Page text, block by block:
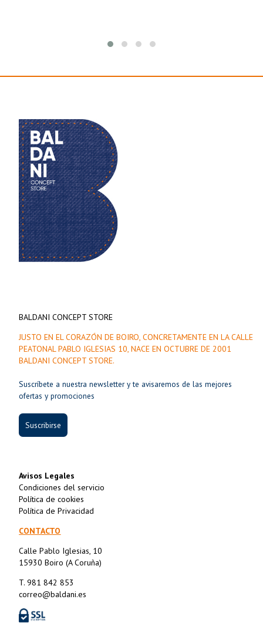
BALDANI CONCEPT STORE
JUSTO EN EL CORAZÓN DE BOIRO, CONCRETAMENTE EN LA CALLE
PEATONAL PABLO IGLESIAS 10, NACE EN OCTUBRE DE 2001
BALDANI CONCEPT STORE.
Suscríbete a nuestra newsletter y te avisaremos de las mejores
ofertas y promociones
Suscribirse
Avisos Legales
Condiciones del servicio
Política de cookies
Política de Privacidad
CONTACTO
Calle Pablo Iglesias, 10
15930 Boiro (A Coruña)
T. 981 842 853
correo@baldani.es